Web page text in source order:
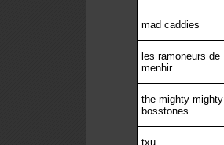
mad caddies
les ramoneurs de
menhir
the mighty mighty
bosstones
txu